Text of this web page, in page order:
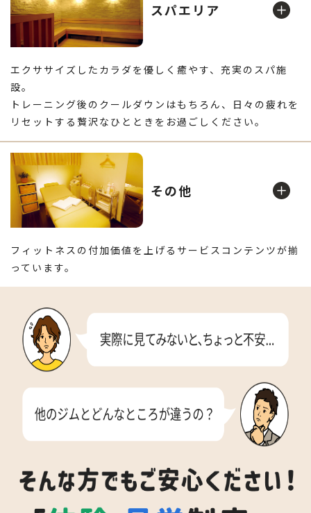
ゆとりのあるマシン配置で使いやすいジム
フリーウエイト
ゆったりと広めの空間で集中！ダンベルはMAX34kg！
コンディショニング
実
マッサージプール
ジェット噴流で肩こりや疲れたカラダをほぐします
ロッカーは安心のセキュリティでサイズも豊富です
パウダールーム
ドライヤー完備で十分な数をご用意しております
スパエリア
エクササイズしたカラダを優しく癒やす、充実のスパ施
設。
トレーニング後のクールダウンはもちろん、日々の疲れを
リセットする贅沢なひとときをお過ごしください。
サウナ
サウナで汗を流してリフレッシュしましょう。
その他
フィットネスの付加価値を上げるサービスコンテンツが揃
っています。
エステティック
エステティック施術が受けられます（有料）トレーニング
と併せてさらに効果的に